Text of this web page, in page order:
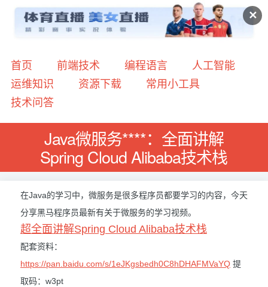
✕
首页 前端技术 编程语言
人工智能
运维知识
资源下载
常用小工具
技术问答
Java微服务****：全面讲解
Spring Cloud Alibaba技术栈
在Java的学习中，微服务是很多程序员都要学习的内容，今天
分享黑马程序员最新有关于微服务的学习视频。
超全面讲解Spring Cloud Alibaba技术栈
配套资料：
https://pan.baidu.com/s/1eJKgsbedh0C8hDHAFMVaYQ 提
取码：w3pt